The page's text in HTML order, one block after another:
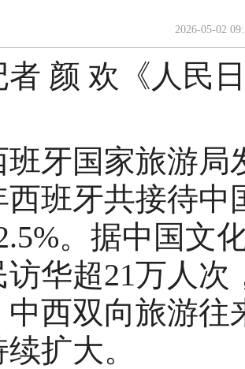
2026-05-02
欢《人民日
国家旅游局
西班牙共接待中
。据中国文
访华超21万人次
中西双向旅游
扩大。